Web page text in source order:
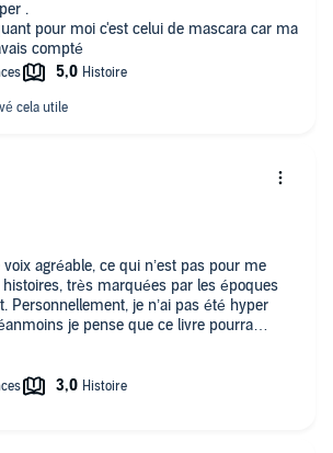
.
pour moi c'est celui de mascara car ma
grand mère me l'avais compté
agréable, ce qui n’est pas pour me
histoires, très marquées par les époques
Personnellement, je n’ai pas été hyper
je pense que ce livre pourra
friands d’histoires mystérieuses.